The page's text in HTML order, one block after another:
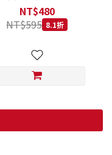
羊肉藍莓 小顆粒 800G
NT$480
NT$595 8.1折